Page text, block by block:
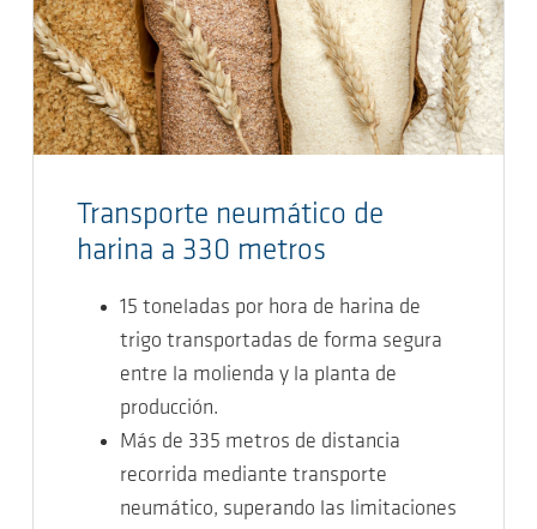
Transporte neumático de
harina a 330 metros
15 toneladas por hora de harina de
trigo transportadas de forma segura
entre la molienda y la planta de
producción.
Más de 335 metros de distancia
recorrida mediante transporte
neumático, superando las limitaciones